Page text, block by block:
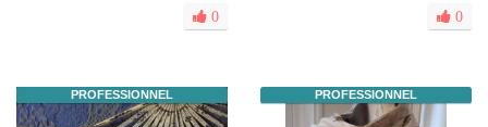
0 0
PROFESSIONNEL PROFESSIONNEL